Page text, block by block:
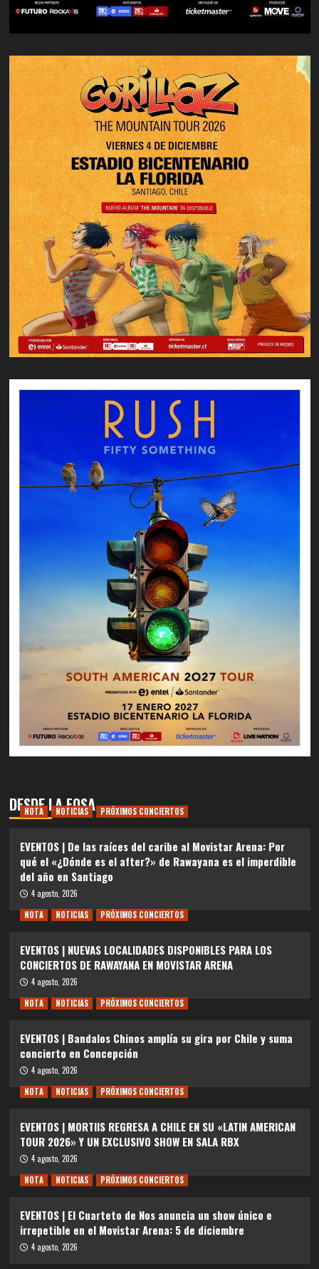
DESDE LA FOSA
NOTA NOTICIAS PRÓXIMOS CONCIERTOS
EVENTOS | De las raíces del caribe al Movistar Arena: Por
qué el «¿Dónde es el after?» de Rawayana es el imperdible
del año en Santiago
4 agosto, 2026
NOTA
NOTICIAS PRÓXIMOS CONCIERTOS
EVENTOS | NUEVAS LOCALIDADES DISPONIBLES PARA LOS
CONCIERTOS DE RAWAYANA EN MOVISTAR ARENA
4 agosto, 2026
NOTA
NOTICIAS PRÓXIMOS CONCIERTOS
EVENTOS | Bandalos Chinos amplía su gira por Chile y suma
concierto en Concepción
4 agosto, 2026
NOTA
NOTICIAS PRÓXIMOS CONCIERTOS
EVENTOS | MORTIIS REGRESA A CHILE EN SU «LATIN AMERICAN
TOUR 2026» Y UN EXCLUSIVO SHOW EN SALA RBX
4 agosto, 2026
NOTA
NOTICIAS PRÓXIMOS CONCIERTOS
EVENTOS | El Cuarteto de Nos anuncia un show único e
irrepetible en el Movistar Arena: 5 de diciembre
4 agosto, 2026